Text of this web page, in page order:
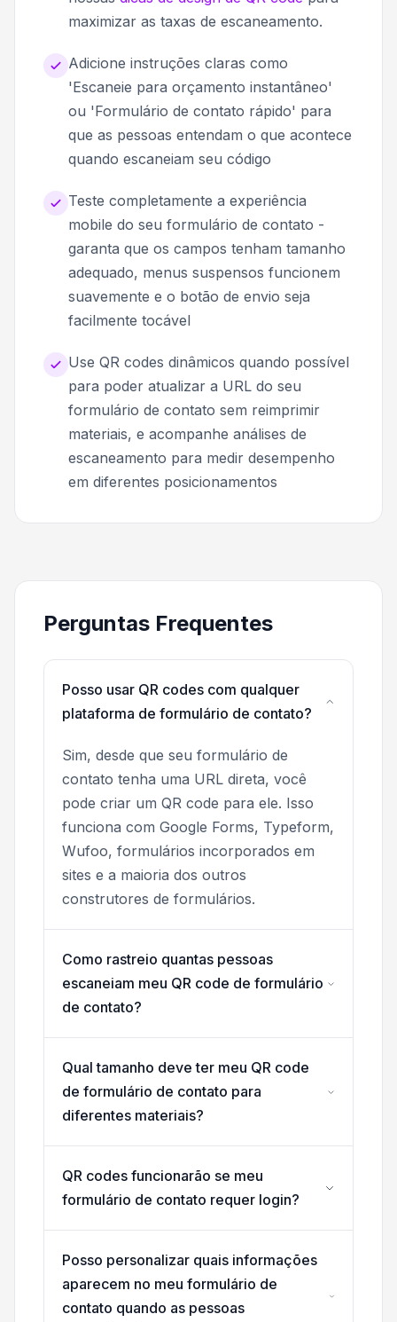
maximizar as taxas de escaneamento.
Adicione instruções claras como
'Escaneie para orçamento instantâneo'
ou 'Formulário de contato rápido' para
que as pessoas entendam o que acontece
quando escaneiam seu código
Teste completamente a experiência
mobile do seu formulário de contato -
garanta que os campos tenham tamanho
adequado, menus suspensos funcionem
suavemente e o botão de envio seja
facilmente tocável
Use QR codes dinâmicos quando possível
para poder atualizar a URL do seu
formulário de contato sem reimprimir
materiais, e acompanhe análises de
escaneamento para medir desempenho
em diferentes posicionamentos
Perguntas Frequentes
Posso usar QR codes com qualquer
plataforma de formulário de contato?
Sim, desde que seu formulário de
contato tenha uma URL direta, você
pode criar um QR code para ele. Isso
funciona com Google Forms, Typeform,
Wufoo, formulários incorporados em
sites e a maioria dos outros
construtores de formulários.
Como rastreio quantas pessoas
escaneiam meu QR code de formulário
de contato?
Qual tamanho deve ter meu QR code
de formulário de contato para
diferentes materiais?
QR codes funcionarão se meu
formulário de contato requer login?
Posso personalizar quais informações
aparecem no meu formulário de
contato quando as pessoas